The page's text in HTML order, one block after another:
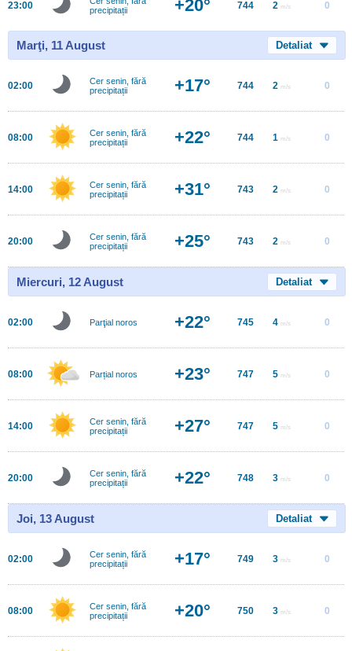
23:00
precipitații
+20° 744 2 m/s 0
Marţi, 11 August Detaliat
02:00
Cer senin, fără
precipitații
+17° 744 2 m/s 0
08:00
Cer senin, fără
precipitații
+22° 744 1 m/s 0
14:00
Cer senin, fără
precipitații
+31° 743 2 m/s 0
20:00
Cer senin, fără
precipitații
+25° 743 2 m/s 0
Miercuri, 12 August Detaliat
02:00 Parţial noros +22° 745 4 m/s 0
08:00 Parțial noros +23° 747 5 m/s 0
14:00
Cer senin, fără
precipitații
+27° 747 5 m/s 0
20:00
Cer senin, fără
precipitații
+22° 748 3 m/s 0
Joi, 13 August Detaliat
02:00
Cer senin, fără
precipitații
+17° 749 3 m/s 0
08:00
Cer senin, fără
precipitații
+20° 750 3 m/s 0